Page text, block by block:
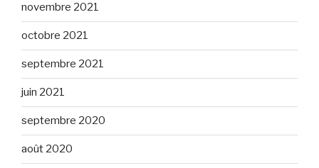
novembre 2021
octobre 2021
septembre 2021
juin 2021
septembre 2020
août 2020